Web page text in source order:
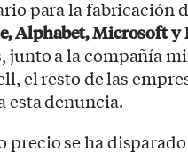
para la fabricación
Alphabet, Microsoft y
junto a la compañía
el resto de las
esta denuncia.
se ha